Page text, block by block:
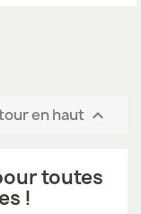
en haut 
toutes
!